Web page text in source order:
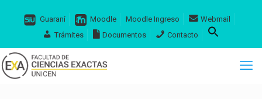
Guaraní Moodle Moodle Ingreso
Webmail
Trámites
Documentos Contacto